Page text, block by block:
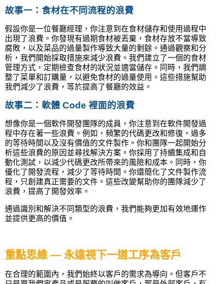
故事一：食材在不同流程的浪費
假設你是一位餐廳經理，你注意到在食材儲存和使用過程中
出現了浪費。你發現有過期食材被丟棄，食材存放不當導致
腐敗，以及菜品的過量製作導致大量的剩餘。通過觀察和分
析，我們開始採取措施來減少浪費。我們建立了一個的食材
管理方式，定期檢查食材的狀況並適當儲存。同時，我們調
整了菜單和訂購量，以避免食材的過量使用。這些措施幫助
我們減少了浪費，等於提高了餐廳的效益。
故事二：軟體 Code 裡面的浪費
想像你是一個軟件開發團隊的成員，你注意到在軟件開發過
程中存在著一些浪費。例如，頻繁的代碼更改和修復，過多
的等待時間以及沒有價值的文件製作。你和團隊一起開始分
析這些浪費的原因並尋找解決方案。你採用了持續集成和自
動化測試，以減少代碼更改所帶來的風險和成本。同時，你
優化了開發流程，減少了等待時間。你還簡化了文件製作流
程，只創建真正需要的文件。這些改變幫助你的團隊減少了
浪費，提高了開發效率。
通過識別和解決不同類型的浪費，我們能夠更加有效地運作
並提供更高的價值。
重點思維 — 永遠視下一道工序為客戶
在合理的範圍內，我們始終以客戶的需求為導向。但客戶不